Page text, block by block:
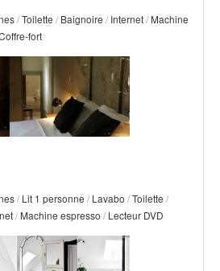
/Toilette / Baignoire / Internet/ Machine
fort
/ Lit 1 personne / Lavabo /Toilette /
/ Machine espresso / Lecteur DVD